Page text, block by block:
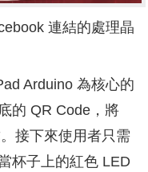
連結的處理晶
Arduino 為核心的
的 QR Code，將
接下來使用者只需
杯子上的紅色 LED